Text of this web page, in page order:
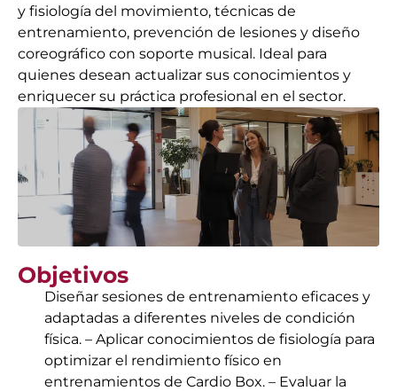
y fisiología del movimiento, técnicas de
entrenamiento, prevención de lesiones y diseño
coreográfico con soporte musical. Ideal para
quienes desean actualizar sus conocimientos y
enriquecer su práctica profesional en el sector.
Objetivos
Diseñar sesiones de entrenamiento eficaces y
adaptadas a diferentes niveles de condición
física. – Aplicar conocimientos de fisiología para
optimizar el rendimiento físico en
entrenamientos de Cardio Box. – Evaluar la